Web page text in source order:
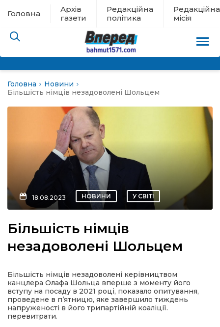
Головна
Архів
газети
Редакційна
політика
Редакційна
місія
новини
Головна
Новини
Більшість німців незадоволені Шольцем
18.08.2023 НОВИНИ У СВІТІ
Більшість німців
незадоволені Шольцем
Більшість німців незадоволені керівництвом
канцлера Олафа Шольца вперше з моменту його
вступу на посаду в 2021 році, показало опитування,
проведене в п’ятницю, яке завершило тиждень
напруженості в його трипартійній коаліції.
перевитрати.